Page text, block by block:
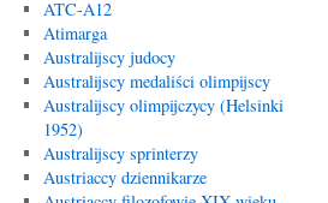
ATC-A12
Atimarga
Australijscy judocy
Australijscy medaliści olimpijscy
Australijscy olimpijczycy (Helsinki
1952)
Australijscy sprinterzy
Austriaccy dziennikarze